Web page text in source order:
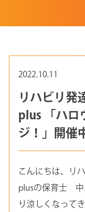
2022.10.11
リハビリ発
plus 「ハ
ジ！」開
こんにちは、リ
plusの保育士 中
り涼しくなって